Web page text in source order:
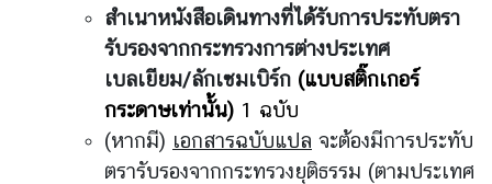
สำเนาหนังสือเดินทางที่ได้รับการประทับตรา
รับรองจากกระทรวงการต่างประเทศ
เบลเยียม/ลักเซมเบิร์ก (แบบสติ๊กเกอร์
กระดาษเท่านั้น) 1 ฉบับ
(หากมี) เอกสารฉบับแปล จะต้องมีการประทับ
ตรารับรองจากกระทรวงยุติธรรม (ตามประเทศ